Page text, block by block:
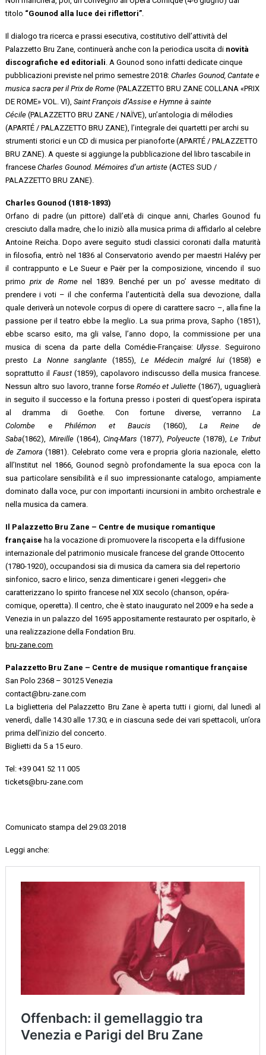
titolo “Gounod alla luce dei riflettori”
Il dialogo tra ricerca e prassi esecutiva, costitutivo dell’attività del
Palazzetto Bru Zane, continuerà anche con la periodica uscita di novità
discografiche ed editoriali . A Gounod sono infatti dedicate cinque
pubblicazioni previste nel primo semestre 2018:Charles Gounod, Cantate e
musica sacra per il Prix de Rome(PALAZZETTO BRU ZANE COLLANA «PRIX
DE ROME» VOL. VI),Saint François d’Assise e Hymne à sainte
Cécile(PALAZZETTO BRU ZANE / NAÏVE), un’antologia di mélodies
(APARTÉ / PALAZZETTO BRU ZANE), l’integrale dei quartetti per archi su
strumenti storici e un CD di musica per pianoforte (APARTÉ / PALAZZETTO
BRU ZANE). A queste si aggiunge la pubblicazione del libro tascabile in
franceseCharles Gounod. Mémoires d’un artiste(ACTES SUD /
PALAZZETTO BRU ZANE).
Charles Gounod (1818-1893)
Orfano di padre (un pittore) dall’età di cinque anni, Charles Gounod fu
cresciuto dalla madre, che lo iniziò alla musica prima di affidarlo al celebre
Antoine Reicha. Dopo avere seguito studi classici coronati dalla maturità
in filosofia, entrò nel 1836 al Conservatorio avendo per maestri Halévy per
il contrappunto e Le Sueur e Paër per la composizione, vincendo il suo
primoprix de Rome nel 1839. Benché per un po’ avesse meditato di
prendere i voti – il che conferma l’autenticità della sua devozione, dalla
quale deriverà un notevole corpus di opere di carattere sacro –, alla fine la
passione per il teatro ebbe la meglio. La sua prima prova, Sapho (1851),
ebbe scarso esito, ma gli valse, l’anno dopo, la commissione per una
musica di scena da parte della Comédie-Française:Ulysse . Seguirono
presto La Nonne sanglante (1855),Le Médecin malgré lui(1858) e
soprattutto il Faust(1859), capolavoro indiscusso della musica francese.
Nessun altro suo lavoro, tranne forse Roméo et Juliette (1867), uguaglierà
in seguito il successo e la fortuna presso i posteri di quest’opera ispirata
al dramma di Goethe. Con fortune diverse, verranno La
Colombe e Philémon et Baucis(1860),La Reine de
Saba(1862), Mireille(1864), Cinq-Mars (1877), Polyeucte (1878), Le Tribut
de Zamora (1881). Celebrato come vera e propria gloria nazionale, eletto
all’Institut nel 1866, Gounod segnò profondamente la sua epoca con la
sua particolare sensibilità e il suo impressionante catalogo, ampiamente
dominato dalla voce, pur con importanti incursioni in ambito orchestrale e
nella musica da camera.
Il Palazzetto Bru Zane – Centre de musique romantique
française ha la vocazione di promuovere la riscoperta e la diffusione
internazionale del patrimonio musicale francese del grande Ottocento
(1780-1920), occupandosi sia di musica da camera sia del repertorio
sinfonico, sacro e lirico, senza dimenticare i generi «leggeri» che
caratterizzano lo spirito francese nel XIX secolo (chanson, opéra-
comique, operetta). Il centro, che è stato inaugurato nel 2009 e ha sede a
Venezia in un palazzo del 1695 appositamente restaurato per ospitarlo, è
una realizzazione della Fondation Bru.
bru-zane.com
Palazzetto Bru Zane – Centre de musique romantique française
San Polo 2368 – 30125 Venezia
contact@bru-zane.com
La biglietteria del Palazzetto Bru Zane è aperta tutti i giorni, dal lunedì al
venerdì, dalle 14.30 alle 17.30; e in ciascuna sede dei vari spettacoli, un’ora
prima dell’inizio del concerto.
Biglietti da 5 a 15 euro.
Tel: +39 041 52 11 005
tickets@bru-zane.com
Comunicato stampa del 29.03.2018
Leggi anche: